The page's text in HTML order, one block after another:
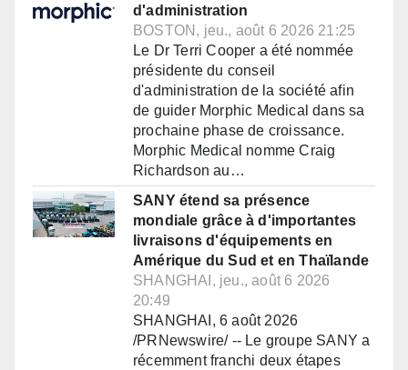
d'administration
BOSTON, jeu., août 6 2026 21:25
Le Dr Terri Cooper a été nommée
présidente du conseil
d'administration de la société afin
de guider Morphic Medical dans sa
prochaine phase de croissance.
Morphic Medical nomme Craig
Richardson au…
SANY étend sa présence
mondiale grâce à d'importantes
livraisons d'équipements en
Amérique du Sud et en Thaïlande
SHANGHAI, jeu., août 6 2026
20:49
SHANGHAI, 6 août 2026
/PRNewswire/ -- Le groupe SANY a
récemment franchi deux étapes